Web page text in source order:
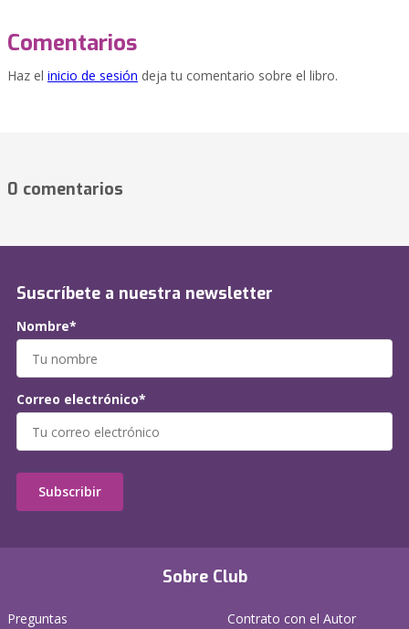
Comentarios
Haz el inicio de sesión deja tu comentario sobre el libro.
0 comentarios
Sobre Club
Preguntas
Contrato con el Autor
Suscríbete a nuestra newsletter
Nombre*
Correo electrónico*
Subscribir